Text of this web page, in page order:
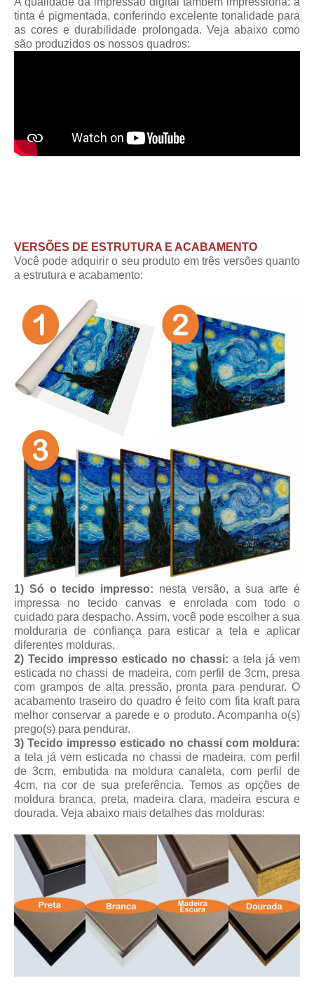
tinta é pigmentada, conferindo excelente tonalidade para
as cores e durabilidade prolongada. Veja abaixo como
são produzidos os nossos quadros:
VERSÕES DE ESTRUTURA E ACABAMENTO
Você pode adquirir o seu produto em três versões quanto
a estrutura e acabamento:
1) Só o tecido impresso: nesta versão, a sua arte é
impressa no tecido canvas e enrolada com todo o
cuidado para despacho. Assim, você pode escolher a sua
molduraria de confiança para esticar a tela e aplicar
diferentes molduras.
2) Tecido impresso esticado no chassi: a tela já vem
esticada no chassi de madeira, com perfil de 3cm, presa
com grampos de alta pressão, pronta para pendurar. O
acabamento traseiro do quadro é feito com fita kraft para
melhor conservar a parede e o produto. Acompanha o(s)
prego(s) para pendurar.
3) Tecido impresso esticado no chassi com moldura:
a tela já vem esticada no chassi de madeira, com perfil
de 3cm, embutida na moldura canaleta, com perfil de
4cm, na cor de sua preferência. Temos as opções de
moldura branca, preta, madeira clara, madeira escura e
dourada. Veja abaixo mais detalhes das molduras: